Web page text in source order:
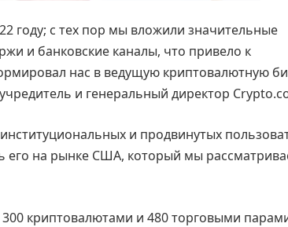
году; с тех пор мы вложили значительные
и банковские каналы, что привело к
нас в ведущую криптовалютную
и генеральный директор
и продвинутых
его на рынке США, который мы
криптовалютами и 480 торговыми